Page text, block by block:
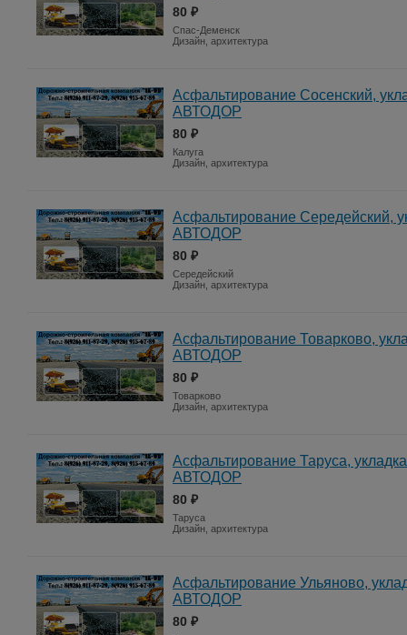
80 ₽
Спас-Деменск
Дизайн, архитектура
Асфальтирование Сосенский,
АВТОДОР
80 ₽
Калуга
Дизайн, архитектура
Асфальтирование Середейский,
АВТОДОР
80 ₽
Середейский
Дизайн, архитектура
Асфальтирование Товарково,
АВТОДОР
80 ₽
Товарково
Дизайн, архитектура
Асфальтирование Таруса,
АВТОДОР
80 ₽
Таруса
Дизайн, архитектура
Асфальтирование Ульяново,
АВТОДОР
80 ₽